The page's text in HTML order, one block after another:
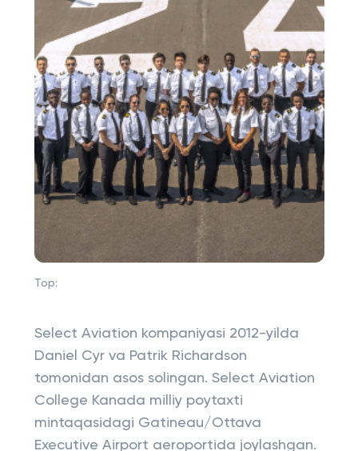
Top:
Select Aviation kompaniyasi 2012-yilda
Daniel Cyr va Patrik Richardson
tomonidan asos solingan. Select Aviation
College Kanada milliy poytaxti
mintaqasidagi Gatineau/Ottava
Executive Airport aeroportida joylashgan.